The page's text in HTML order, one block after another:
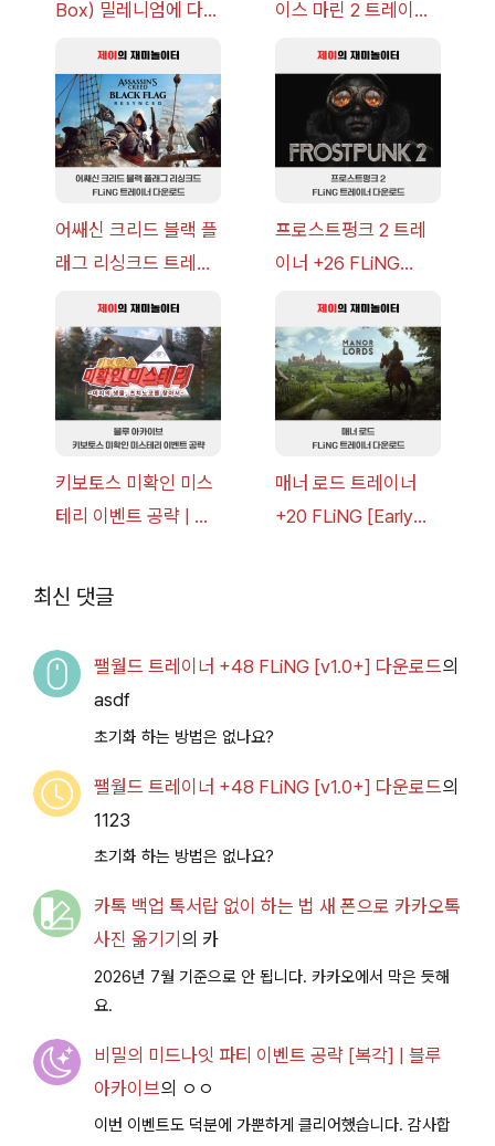
Box) 밀레니엄에 다가
략 [복각] | 블루 아카
이브
이스 마린 2 트레이너
v14.0+] 다운로드
어쌔신 크리드 블랙 플
래그 리싱크드 트레이
v1.0+] 다운로드
프로스트펑크 2 트레
이너 +26 FLiNG
드
키보토스 미확인 미스
테리 이벤트 공략 | 블
매너 로드 트레이너
+20 FLiNG [Early
최신 댓글
팰월드 트레이너 +48 FLiNG [v1.0+] 다운로드의
asdf
초기화 하는 방법은 없나요?
팰월드 트레이너 +48 FLiNG [v1.0+] 다운로드의
1123
초기화 하는 방법은 없나요?
카톡 백업 톡서랍 없이 하는 법 새 폰으로 카카오톡
사진 옮기기 의 카
2026년 7월 기준으로 안 됩니다. 카카오에서 막은 듯해
요.
비밀의 미드나잇 파티 이벤트 공략 [복각] | 블루
아카이브의 ㅇㅇ
이번 이벤트도 덕분에 가뿐하게 클리어했습니다. 감사합